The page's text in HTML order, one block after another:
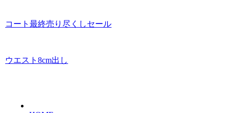
コート最終売り尽くしセール
ウエスト8cm出し